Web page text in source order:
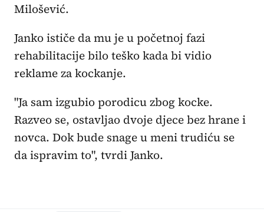
Milošević.
Janko ističe da mu je u početnoj fazi
rehabilitacije bilo teško kada bi vidio
reklame za kockanje.
"Ja sam izgubio porodicu zbog kocke.
Razveo se, ostavljao dvoje djece bez hrane i
novca. Dok bude snage u meni trudiću se
da ispravim to", tvrdi Janko.